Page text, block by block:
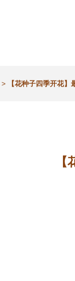
> 【花种子四季开花